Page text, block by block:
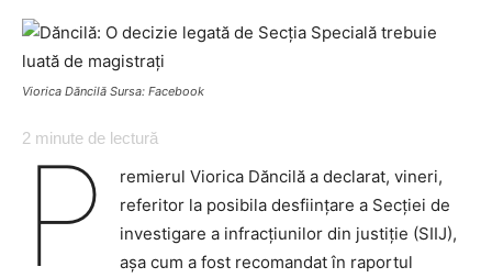
Viorica Dăncilă Sursa: Facebook
2 minute de lectură
P
remierul Viorica Dăncilă a declarat, vineri,
referitor la posibila desființare a Secției de
investigare a infracțiunilor din justiție (SIIJ),
așa cum a fost recomandat în raportul